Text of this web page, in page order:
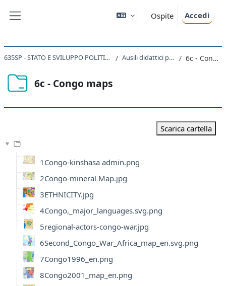
Ospite Accedi
635SP - STATO E SVILUPPO POLITICO IN AFRICA 2023 Ausili didattici per le lezioni 6c - Congo maps
6c - Congo maps
Scarica cartella
1Congo-kinshasa admin.png
2Congo-mineral Map.jpg
3ETHNICITY.jpg
4Congo,_major_languages.svg.png
5regional-actors-congo-war.jpg
6Second_Congo_War_Africa_map_en.svg.png
7Congo1996_en.png
8Congo2001_map_en.png